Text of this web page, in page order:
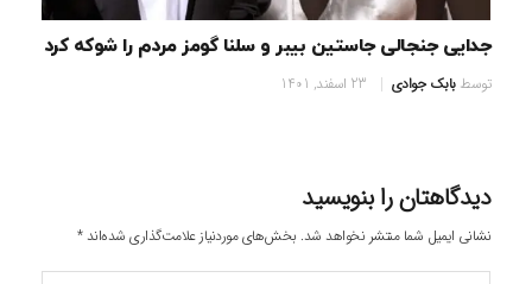
جدایی جنجالی جاستین بیبر و سلنا گومز مردم را شوکه کرد
توسطبابک جوادی 23 اسفند, 1401
دیدگاهتان را بنویسید
نشانی ایمیل شما منتشر نخواهد شد. بخش‌های موردنیاز علامت‌گذاری شده‌اند*